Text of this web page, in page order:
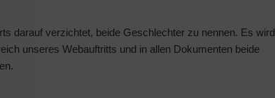
darauf verzichtet, beide Geschlechter zu nennen. Es wird
unseres Webauftritts und in allen Dokumenten beide